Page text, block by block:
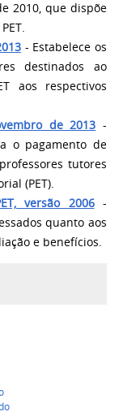
2010, que dispõe
- Estabelece os
destinados ao
aos respectivos
de 2013 -
o pagamento de
tutores
(PET).
versão 2006-
quanto aos
e benefícios.